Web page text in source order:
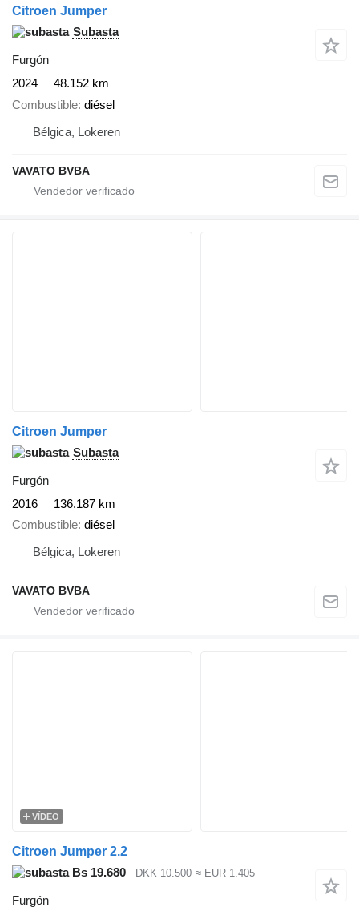
Citroen Jumper
Subasta
Furgón
2024
48.152 km
Combustible diésel
Bélgica, Lokeren
VAVATO BVBA
Citroen Jumper
Subasta
Furgón
2016
136.187 km
Combustible diésel
Bélgica, Lokeren
VAVATO BVBA
VÍDEO
Citroen Jumper 2.2
Bs 19.680
DKK 10.500 ≈ EUR 1.405
Furgón